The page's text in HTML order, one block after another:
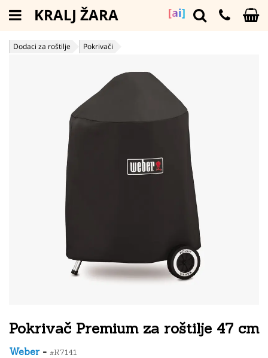
[ai]
KRALJ ŽARA
Dodaci za roštilje Pokrivači
Pokrivač Premium za roštilje 47 cm
Weber- #K7141